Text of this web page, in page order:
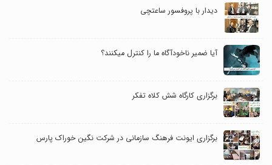
دیدار با پروفسور ساعتچی
آیا ضمیر ناخودآگاه ما را کنترل می‎کنند؟
برگزاری کارگاه شش کلاه تفکر
برگزاری ایونت فرهنگ سازمانی در شرکت نگین خوراک پارس